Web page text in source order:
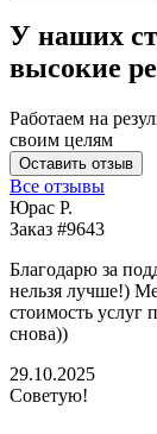
У наших
высокие
Работаем на
своим целям
Оставить отзыв
Все отзывы
Юрас Р.
Заказ #9643
Благодарю за
нельзя лучше!)
стоимость услуг
снова))
29.10.2025
Советую!